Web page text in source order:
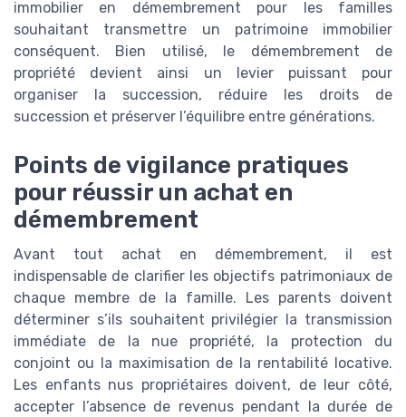
immobilier en démembrement pour les familles
souhaitant transmettre un patrimoine immobilier
conséquent. Bien utilisé, le démembrement de
propriété devient ainsi un levier puissant pour
organiser la succession, réduire les droits de
succession et préserver l’équilibre entre générations.
Points de vigilance pratiques
pour réussir un achat en
démembrement
Avant tout achat en démembrement, il est
indispensable de clarifier les objectifs patrimoniaux de
chaque membre de la famille. Les parents doivent
déterminer s’ils souhaitent privilégier la transmission
immédiate de la nue propriété, la protection du
conjoint ou la maximisation de la rentabilité locative.
Les enfants nus propriétaires doivent, de leur côté,
accepter l’absence de revenus pendant la durée de